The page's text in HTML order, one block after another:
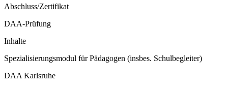
Abschluss/Zertifikat
DAA-Prüfung
Inhalte
Spezialisierungsmodul für Pädagogen (insbes. Schulbegleiter)
DAA Karlsruhe